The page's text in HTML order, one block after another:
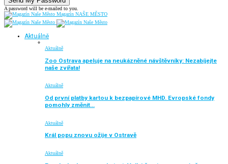
A password will be e-mailed to you.
Magazín NAŠE MĚSTO
Aktuálně
Aktuálně
Zoo Ostrava apeluje na neukázněné návštěvníky: Nezabíjejte
naše zvířata!
Aktuálně
Od první platby kartou k bezpapírové MHD. Evropské fondy
pomohly změnit…
Aktuálně
Král popu znovu ožije v Ostravě
Aktuálně